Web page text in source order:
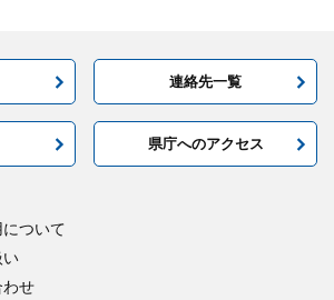
連絡先一覧
県庁へのアクセス
ついて
い
わせ